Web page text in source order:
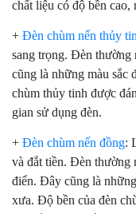
chất liệu có độ bền cao,
+ Đèn chùm nến thủy
sang trọng. Đèn thường
cũng là những màu sắc
chùm thủy tinh được
gian sử dụng đèn.
+ Đèn chùm nến đồng:
và đắt tiền. Đèn thường
điển. Đây cũng là
xưa. Độ bền của đèn